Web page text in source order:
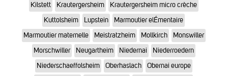
Kilstett
Krautergersheim
Krautergersheim micro crèche
Kuttolsheim
Lupstein
Marmoutier elÉmentaire
Marmoutier maternelle
Meistratzheim Mollkirch
Monswiller
Morschwiller
Neugartheim Niedernai
Niederroedern
Niederschaeffolsheim
Oberhaslach
Obernai europe